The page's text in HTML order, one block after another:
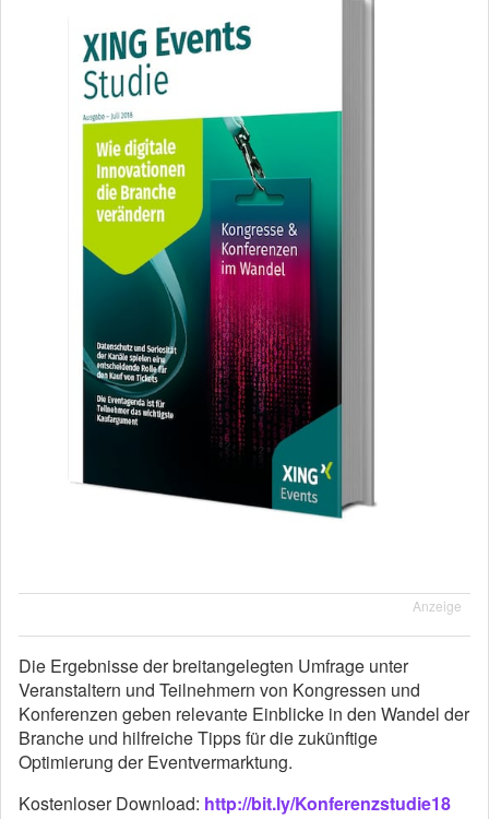
Anzeige
Die Ergebnisse der breitangelegten Umfrage unter
Veranstaltern und Teilnehmern von Kongressen und
Konferenzen geben relevante Einblicke in den Wandel der
Branche und hilfreiche Tipps für die zukünftige
Optimierung der Eventvermarktung.
Kostenloser Download: http://bit.ly/Konferenzstudie18